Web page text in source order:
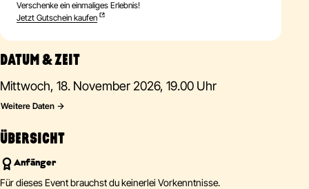
DATUM & ZEIT
Mittwoch, 18. November 2026, 19.00 Uhr
Weitere Daten
ÜBERSICHT
Anfänger
Für dieses Event brauchst du keinerlei Vorkenntnisse.
Verschenke ein einmaliges Erlebnis!
Jetzt Gutschein kaufen